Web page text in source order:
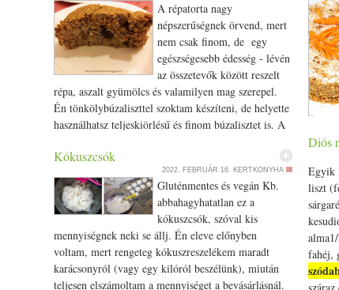
A répatorta nagy
népszerűségnek örvend, mert
nem csak finom, de egy
egészségesebb édesség - lévén
az összetevők között reszelt
répa, aszalt gyümölcs és valamilyen mag szerepel.
Én tönkölybúzaliszttel szoktam készíteni, de helyette
használhatsz teljeskiörlésű és finom búzalisztet is. A
réptatorta Hozzávalók 1,5 csésze tejeskiörlésű
tönkölybúzaliszt 1,5 csésze tönköly finomliszt 1
csésze teljes értékű nádcukor 1 csg sütőpor 1 tk.
szódabikarbóna1 tk. fahéj 1 tk. kadmamom 1 tk.
gyömbérpor 1 tk. örölt szegfűszeg 1 tk. vanília vagy
ízlés szerint 1 csipet só 2/­­3 csésze naprafogóolaj
vagy kókuszolaj 1,5 - 2 csésze víz 1 csésze mazsola
20 dkg pucolt sárgarépa 10 dkg mandula
Kókuszcsók
2022. FEBRUÁR 16. KERTKONYHA
Gluténmentes és vegán Kb.
abbahagyhatatlan ez a
kókuszcsók, szóval kis
mennyiségnek neki se állj. Én eleve előnyben
voltam, mert rengeteg kókuszreszelékem maradt
karácsonyról (vagy egy kilóról beszélünk), miután
teljesen elszámoltam a mennyiséget a bevásárlásnál.
28 g
tk.
nálam
1/­­2 -
Diós
Egyik
liszt
fahéj,